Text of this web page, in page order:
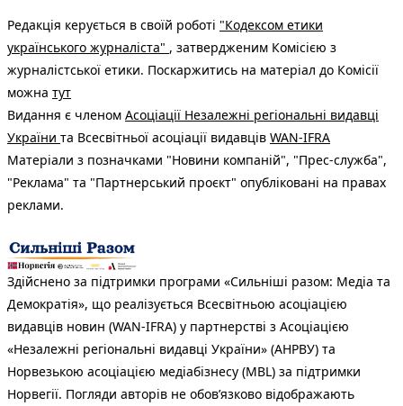
Редакція керується в своїй роботі "Кодексом етики
українського журналіста" , затвердженим Комісією з
журналістської етики. Поскаржитись на матеріал до Комісії
можна тут
Видання є членом Асоціації Незалежні регіональні видавці
України та Всесвітньої асоціації видавців WAN-IFRA
Матеріали з позначками "Новини компаній", "Прес-служба",
"Реклама" та "Партнерський проєкт" опубліковані на правах
реклами.
Здійснено за підтримки програми «Сильніші разом: Медіа та
Демократія», що реалізується Всесвітньою асоціацією
видавців новин (WAN-IFRA) у партнерстві з Асоціацією
«Незалежні регіональні видавці України» (АНРВУ) та
Норвезькою асоціацією медіабізнесу (MBL) за підтримки
Норвегії. Погляди авторів не обов’язково відображають